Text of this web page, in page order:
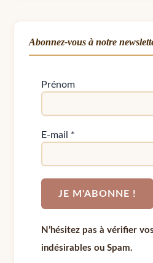
Abonnez-vous à notre
Prénom
E-mail *
N’hésitez pas à vérifier
indésirables ou Spam.